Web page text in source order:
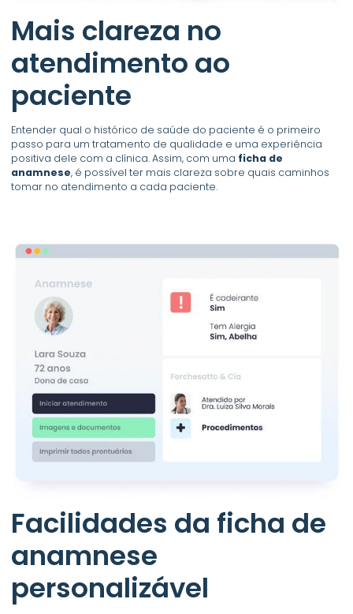
Mais clareza no
atendimento ao
paciente
Entender qual o histórico de saúde do paciente é o primeiro
passo para um tratamento de qualidade e uma experiência
positiva dele com a clínica. Assim, com uma ficha de
anamnese, é possível ter mais clareza sobre quais caminhos
tomar no atendimento a cada paciente.
Facilidades da ficha de
anamnese
personalizável